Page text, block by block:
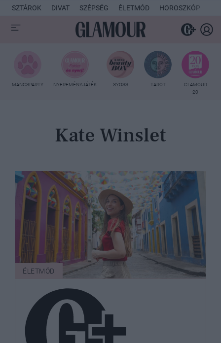
SZTÁROK DIVAT SZÉPSÉG ÉLETMÓD HOROSZKÓP
MANCSPARTY NYEREMÉNYJÁTÉK SYOSS TAROT
GLAMOUR
20
Kate Winslet
ÉLETMÓD